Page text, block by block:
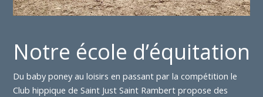
Notre école d’équitation
Du baby poney au loisirs en passant par la compétition le
Club hippique de Saint Just Saint Rambert propose des